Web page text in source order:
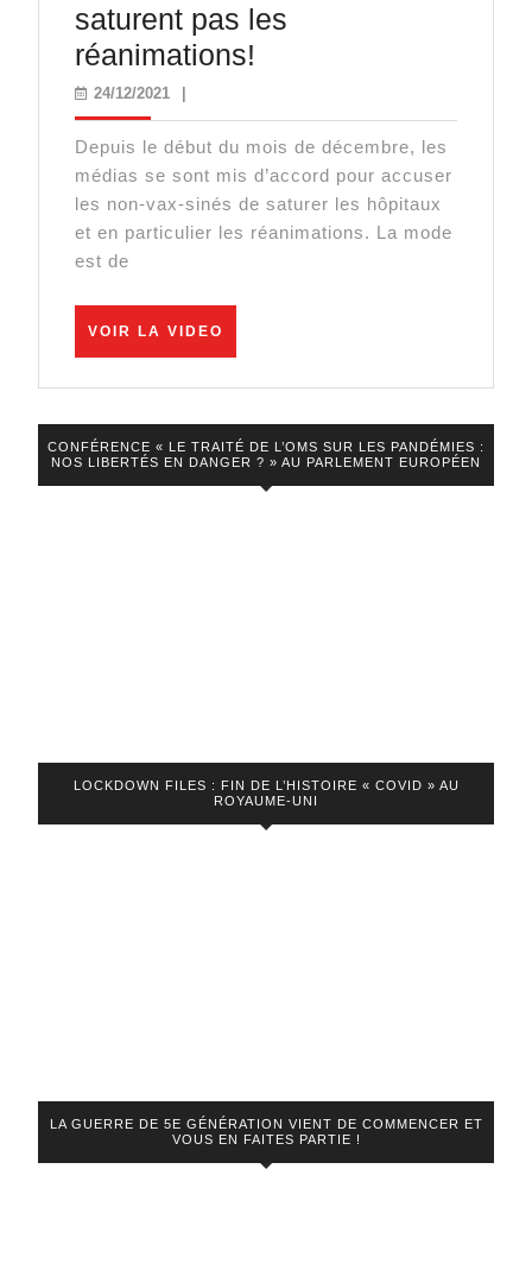
en
Autriche
et
Lettonie
saturent pas les
réanimations!
non-
vaccinés
ne
saturent
24/12/202124/12/2021
Depuis le début du mois de décembre, les
médias se sont mis d’accord pour accuser
les non-vax-sinés de saturer les hôpitaux
et en particulier les réanimations. La mode
est de
VOIR LA VIDEO
CONFÉRENCE « LE TRAITÉ DE L’OMS SUR LES PANDÉMIES :
NOS LIBERTÉS EN DANGER ? » AU PARLEMENT EUROPÉEN
LOCKDOWN FILES : FIN DE L’HISTOIRE « COVID » AU
ROYAUME-UNI
LA GUERRE DE 5E GÉNÉRATION VIENT DE COMMENCER ET
VOUS EN FAITES PARTIE !